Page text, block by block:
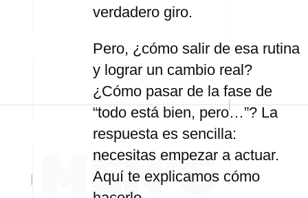
verdadero giro.
Pero, ¿cómo salir de esa rutina
y lograr un cambio real?
¿Cómo pasar de la fase de
“todo está bien, pero…”? La
respuesta es sencilla:
necesitas empezar a actuar.
Aquí te explicamos cómo